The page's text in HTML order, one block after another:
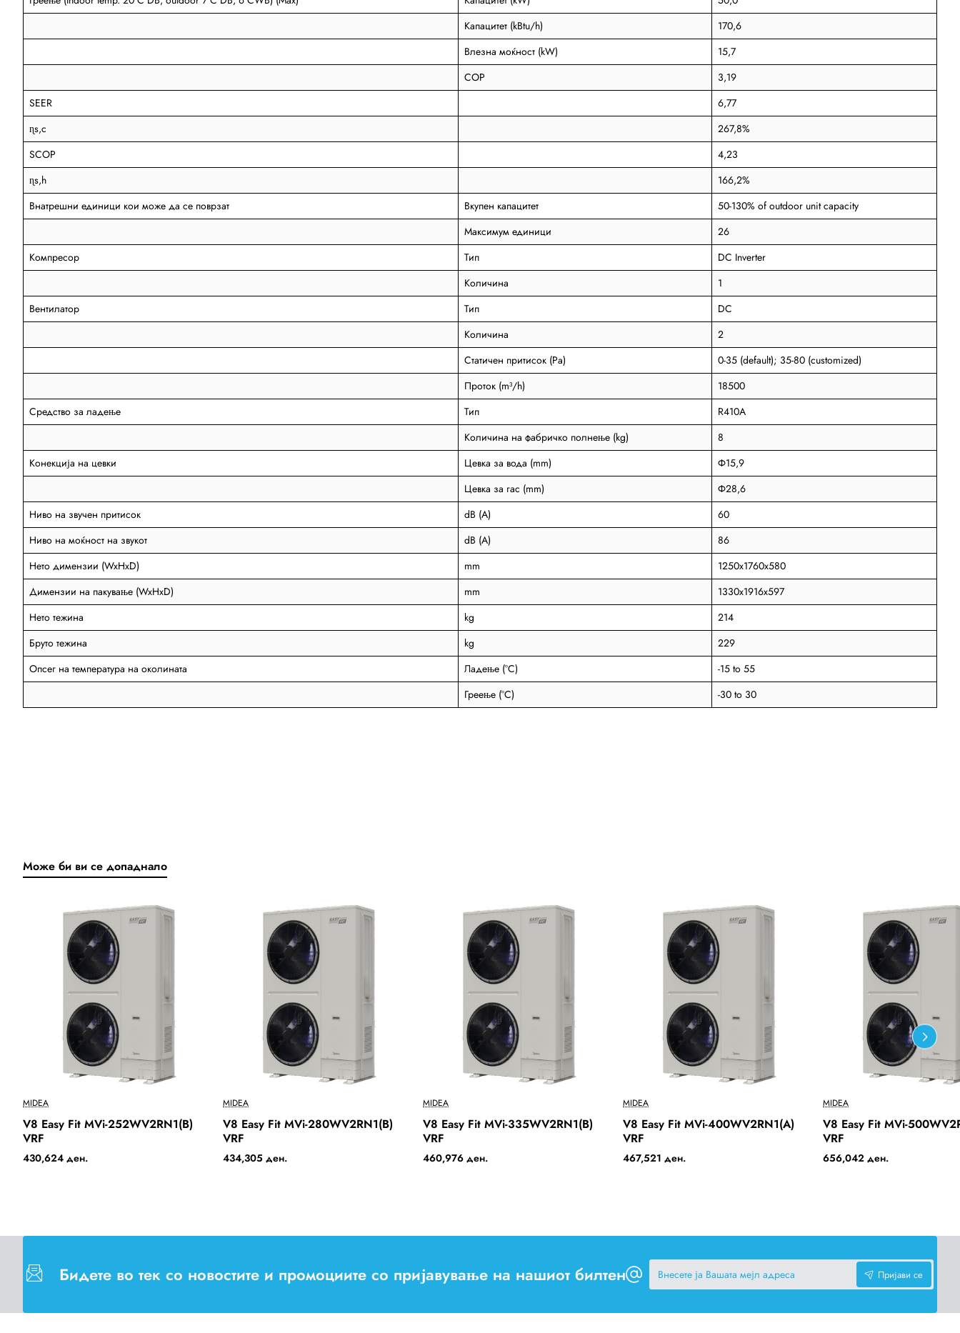
Капацитет (kBtu/h)
170,6
Влезна моќност (kW)
15,7
COP
3,19
SEER
6,77
ɳs,c
267,8%
SCOP
4,23
ɳs,h
166,2%
Внатрешни единици кои може да се поврзат
Вкупен капацитет
50-130% of outdoor unit capacity
Максимум единици
26
Компресор
Тип
DC Inverter
Количина
1
Вентилатор
Тип
DC
Количина
2
Статичен притисок (Pa)
0-35 (default); 35-80 (customized)
Проток (m³/h)
18500
Средство за ладење
Тип
R410A
Количина на фабричко полнење (kg)
8
Конекција на цевки
Цевка за вода (mm)
Ф15,9
Цевка за гас (mm)
Ф28,6
Ниво на звучен притисок
dB (A)
60
Ниво на моќност на звукот
dB (A)
86
Нето димензии (WxHxD)
mm
1250x1760x580
Димензии на пакување (WxHxD)
mm
1330x1916x597
Нето тежина
kg
214
Бруто тежина
kg
229
Опсег на температура на околината
Ладење (°C)
-15 to 55
Греење (°C)
-30 to 30
Може би ви се допаднало
Бесплатна Достава
2-3 Days
MIDEA
V8 Easy Fit MVi-252WV2RN1(B)
VRF
430,624 ден.
Бесплатна Достава
MIDEA
V8 Easy Fit MVi-280WV2RN1(B)
VRF
434,305 ден.
Бесплатна Достава
MIDEA
V8 Easy Fit MVi-335WV2RN1(B)
VRF
460,976 ден.
Бесплатна Достава
MIDEA
V8 Easy Fit MVi-400WV2RN1(A)
VRF
467,521 ден.
2-3 Days
MIDEA
V8 Easy Fit MVi-
VRF
656,042 ден.
Бидете во тек со новостите и промоциите со пријавување на нашиот билтен
Внесете
Вашата
Пријави се